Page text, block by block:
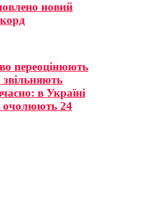
новий
переоцінюють
в Україні
очолюють 24